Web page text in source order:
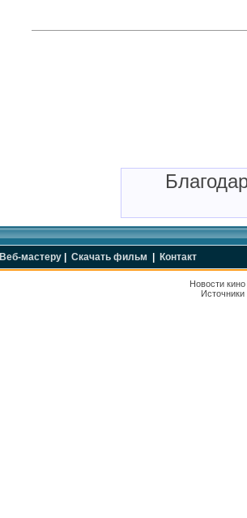
Веб-мастеру Скачать фильм Контакт
Новости кино